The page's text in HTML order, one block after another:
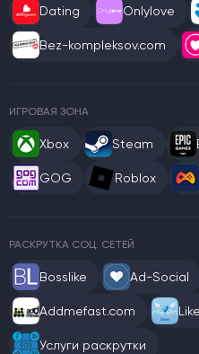
Dating Onlylove
Bez-kompleksov.com
ИГРОВАЯ ЗОНА
Xbox Steam
GOG Roblox
РАСКРУТКА СОЦ. СЕТЕЙ
Bosslike Ad-Social
Addmefast.com
Услуги раскрутки